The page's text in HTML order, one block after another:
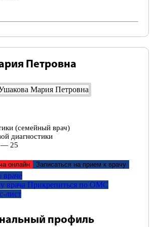
Петровна
(семейный врач)
диагностики
— 25
онлайн Записаться на прием к врачу
враче
врача Прикрепитьcя по ОМС
лист
профиль